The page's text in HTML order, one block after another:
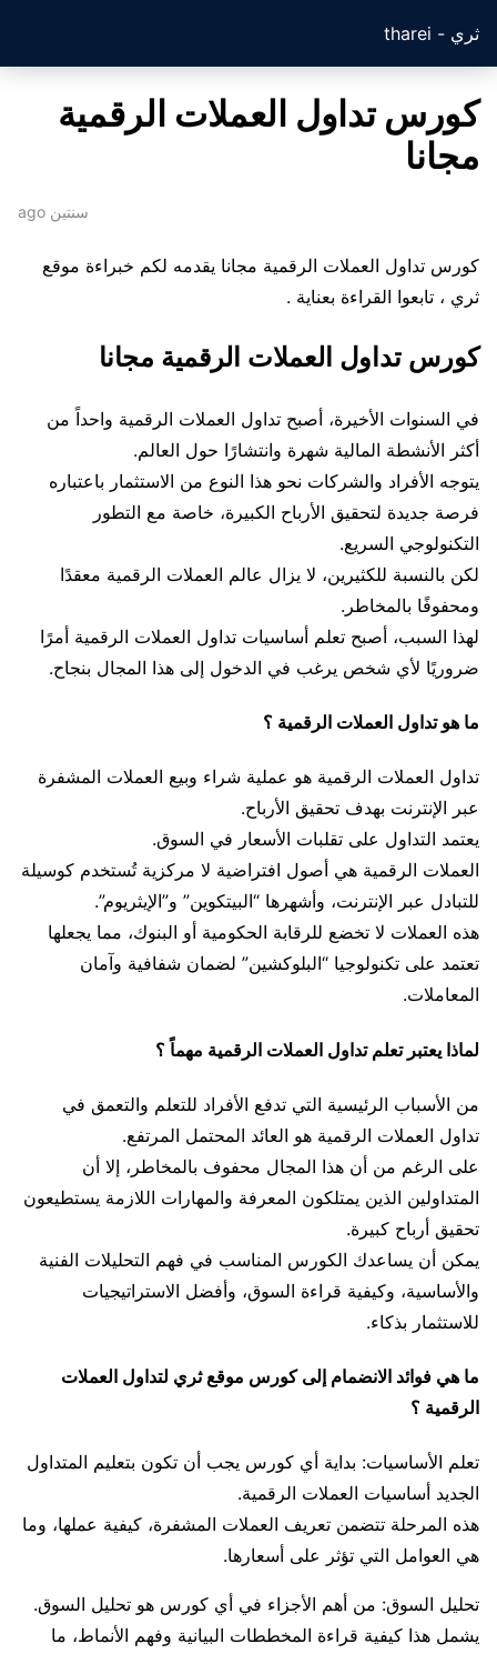
ثري - tharei
كورس تداول العملات الرقمية
مجانا
سنتين ago
كورس تداول العملات الرقمية مجانا يقدمه لكم خبراءة موقع
ثري ، تابعوا القراءة بعناية .
كورس تداول العملات الرقمية مجانا
في السنوات الأخيرة، أصبح تداول العملات الرقمية واحداً من
أكثر الأنشطة المالية شهرة وانتشارًا حول العالم.
يتوجه الأفراد والشركات نحو هذا النوع من الاستثمار باعتباره
فرصة جديدة لتحقيق الأرباح الكبيرة، خاصة مع التطور
التكنولوجي السريع.
لكن بالنسبة للكثيرين، لا يزال عالم العملات الرقمية معقدًا
ومحفوفًا بالمخاطر.
لهذا السبب، أصبح تعلم أساسيات تداول العملات الرقمية أمرًا
ضروريًا لأي شخص يرغب في الدخول إلى هذا المجال بنجاح.
ما هو تداول العملات الرقمية ؟
تداول العملات الرقمية هو عملية شراء وبيع العملات المشفرة
عبر الإنترنت بهدف تحقيق الأرباح.
يعتمد التداول على تقلبات الأسعار في السوق.
العملات الرقمية هي أصول افتراضية لا مركزية تُستخدم كوسيلة
للتبادل عبر الإنترنت، وأشهرها “البيتكوين” و”الإيثريوم”.
هذه العملات لا تخضع للرقابة الحكومية أو البنوك، مما يجعلها
تعتمد على تكنولوجيا “البلوكشين” لضمان شفافية وآمان
المعاملات.
لماذا يعتبر تعلم تداول العملات الرقمية مهماً ؟
من الأسباب الرئيسية التي تدفع الأفراد للتعلم والتعمق في
تداول العملات الرقمية هو العائد المحتمل المرتفع.
على الرغم من أن هذا المجال محفوف بالمخاطر، إلا أن
المتداولين الذين يمتلكون المعرفة والمهارات اللازمة يستطيعون
تحقيق أرباح كبيرة.
يمكن أن يساعدك الكورس المناسب في فهم التحليلات الفنية
والأساسية، وكيفية قراءة السوق، وأفضل الاستراتيجيات
للاستثمار بذكاء.
ما هي فوائد الانضمام إلى كورس موقع ثري لتداول العملات
الرقمية ؟
تعلم الأساسيات: بداية أي كورس يجب أن تكون بتعليم المتداول
الجديد أساسيات العملات الرقمية.
هذه المرحلة تتضمن تعريف العملات المشفرة، كيفية عملها، وما
هي العوامل التي تؤثر على أسعارها.
تحليل السوق: من أهم الأجزاء في أي كورس هو تحليل السوق.
يشمل هذا كيفية قراءة المخططات البيانية وفهم الأنماط، ما